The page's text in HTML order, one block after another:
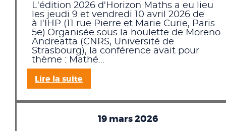
L'édition 2026 d'Horizon Maths a eu lieu
les jeudi 9 et vendredi 10 avril 2026 de
à l'IHP (11 rue Pierre et Marie Curie, Paris
5e).Organisée sous la houlette de Moreno
Andreatta (CNRS, Université de
Strasbourg), la conférence avait pour
thème : Mathé...
Lire la suite
19 mars 2026